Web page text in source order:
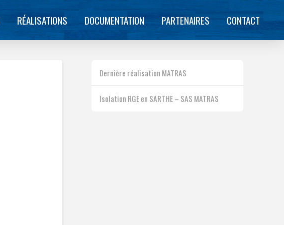
RÉALISATIONS DOCUMENTATION PARTENAIRES CONTACT
Dernière réalisation MATRAS
Isolation RGE en SARTHE – SAS MATRAS